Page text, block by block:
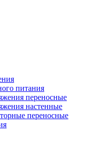
питания
переносные
настенные
переносные